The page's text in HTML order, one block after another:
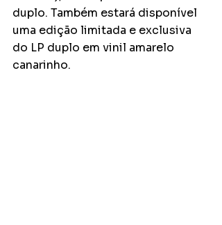
duplo. Também estará disponível
uma edição limitada e exclusiva
do LP duplo em vinil amarelo
canarinho.